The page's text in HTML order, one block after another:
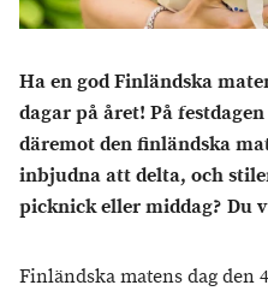
Ha en god Finländska
dagar på året! På
däremot den finländska
inbjudna att delta, och
picknick eller middag? Du
Finländska matens dag den